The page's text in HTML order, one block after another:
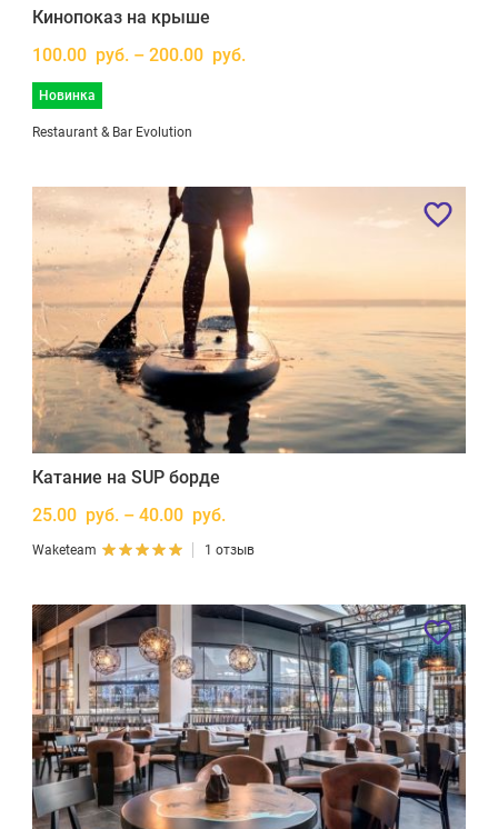
Кинопоказ на крыше
100.00 руб. – 200.00 руб.
Новинка
Restaurant & Bar Evolution
Катание на SUP борде
25.00 руб. – 40.00 руб.
Waketeam 1 отзыв